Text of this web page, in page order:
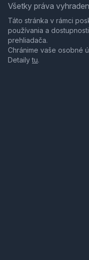
Všetky práva
Táto stránka v rámci
používania a
prehliadača.
Chránime vaše osobné
Detailytu.